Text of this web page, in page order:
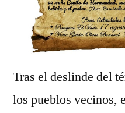
Tras el deslinde del
los pueblos vecinos,